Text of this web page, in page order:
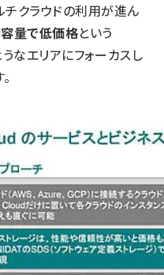
チクラウドの利用が進ん
量で低価格という
なエリアにフォーカスし